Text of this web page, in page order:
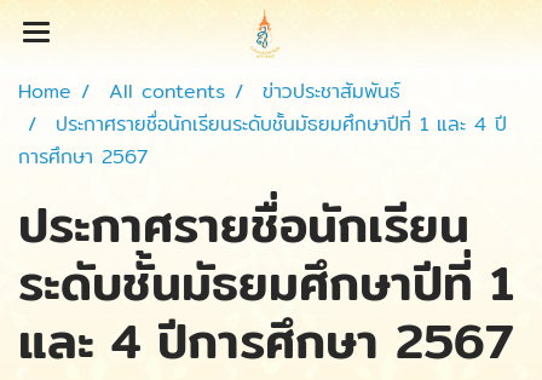
Home All contents
ข่าวประชาสัมพันธ์
ประกาศรายชื่อนักเรียนระดับชั้นมัธยมศึกษาปีที่ 1 และ 4 ปี
การศึกษา 2567
ประกาศรายชื่อนักเรียน
ระดับชั้นมัธยมศึกษาปีที่ 1
และ 4 ปีการศึกษา 2567